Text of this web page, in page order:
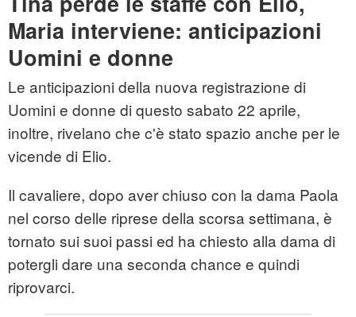
Maria interviene: anticipazioni
Uomini e donne
Le anticipazioni della nuova registrazione di
Uomini e donne di questo sabato 22 aprile,
inoltre, rivelano che c'è stato spazio anche per le
vicende di Elio.
Il cavaliere, dopo aver chiuso con la dama Paola
nel corso delle riprese della scorsa settimana, è
tornato sui suoi passi ed ha chiesto alla dama di
potergli dare una seconda chance e quindi
riprovarci.